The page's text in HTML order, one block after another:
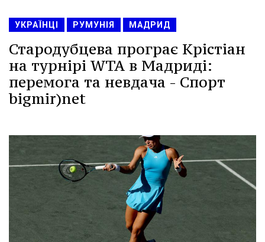
УКРАЇНЦІ РУМУНІЯ МАДРИД
Стародубцева програє Крістіан
на турнірі WTA в Мадриді:
перемога та невдача - Спорт
bigmir)net